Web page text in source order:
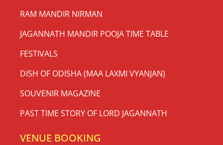
RAM MANDIR NIRMAN
JAGANNATH MANDIR POOJA TIME TABLE
FESTIVALS
DISH OF ODISHA (MAA LAXMI VYANJAN)
SOUVENIR MAGAZINE
PAST TIME STORY OF LORD JAGANNATH
VENUE BOOKING